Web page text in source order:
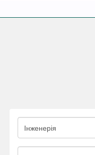
Інженерія